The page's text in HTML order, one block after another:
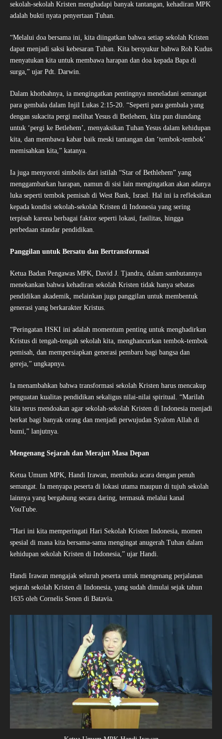
sekolah-sekolah Kristen menghadapi banyak tantangan, kehadiran MPK
adalah bukti nyata penyertaan Tuhan.
“Melalui doa bersama ini, kita diingatkan bahwa setiap sekolah Kristen
dapat menjadi saksi kebesaran Tuhan. Kita bersyukur bahwa Roh Kudus
menyatukan kita untuk membawa harapan dan doa kepada Bapa di
surga,” ujar Pdt. Darwin.
Dalam khotbahnya, ia mengingatkan pentingnya meneladani semangat
para gembala dalam Injil Lukas 2:15-20. “Seperti para gembala yang
dengan sukacita pergi melihat Yesus di Betlehem, kita pun diundang
untuk ‘pergi ke Betlehem’, menyaksikan Tuhan Yesus dalam kehidupan
kita, dan membawa kabar baik meski tantangan dan ‘tembok-tembok’
memisahkan kita,” katanya.
Ia juga menyoroti simbolis dari istilah “Star of Bethlehem” yang
menggambarkan harapan, namun di sisi lain mengingatkan akan adanya
luka seperti tembok pemisah di West Bank, Israel. Hal ini ia refleksikan
kepada kondisi sekolah-sekolah Kristen di Indonesia yang sering
terpisah karena berbagai faktor seperti lokasi, fasilitas, hingga
perbedaan standar pendidikan.
Panggilan untuk Bersatu dan Bertransformasi
Ketua Badan Pengawas MPK, David J. Tjandra, dalam sambutannya
menekankan bahwa kehadiran sekolah Kristen tidak hanya sebatas
pendidikan akademik, melainkan juga panggilan untuk membentuk
generasi yang berkarakter Kristus.
“Peringatan HSKI ini adalah momentum penting untuk menghadirkan
Kristus di tengah-tengah sekolah kita, menghancurkan tembok-tembok
pemisah, dan mempersiapkan generasi pembaru bagi bangsa dan
gereja,” ungkapnya.
Ia menambahkan bahwa transformasi sekolah Kristen harus mencakup
penguatan kualitas pendidikan sekaligus nilai-nilai spiritual. “Marilah
kita terus mendoakan agar sekolah-sekolah Kristen di Indonesia menjadi
berkat bagi banyak orang dan menjadi perwujudan Syalom Allah di
bumi,” lanjutnya.
Mengenang Sejarah dan Merajut Masa Depan
Ketua Umum MPK, Handi Irawan, membuka acara dengan penuh
semangat. Ia menyapa peserta di lokasi utama maupun di tujuh sekolah
lainnya yang bergabung secara daring, termasuk melalui kanal
YouTube.
“Hari ini kita memperingati Hari Sekolah Kristen Indonesia, momen
spesial di mana kita bersama-sama mengingat anugerah Tuhan dalam
kehidupan sekolah Kristen di Indonesia,” ujar Handi.
Handi Irawan mengajak seluruh peserta untuk mengenang perjalanan
sejarah sekolah Kristen di Indonesia, yang sudah dimulai sejak tahun
1635 oleh Cornelis Senen di Batavia.